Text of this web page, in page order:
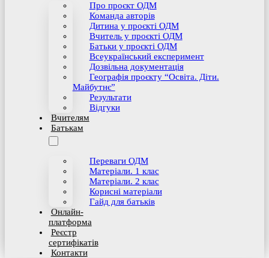
Про проєкт ОДМ
Команда авторів
Дитина у проєкті ОДМ
Bчитель у проєкті ОДМ
Батьки у проєкті ОДМ
Всеукраїнський експеримент
Дозвільна документація
Географія проєкту “Освіта. Діти.
Майбутнє”
Результати
Відгуки
Вчителям
Батькам
Переваги ОДМ
Матеріали. 1 клас
Матеріали. 2 клас
Корисні матеріали
Гайд для батьків
Онлайн-
платформа
Реєстр
сертифікатів
Контакти